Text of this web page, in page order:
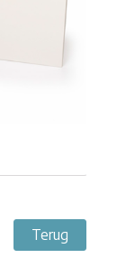
Terug